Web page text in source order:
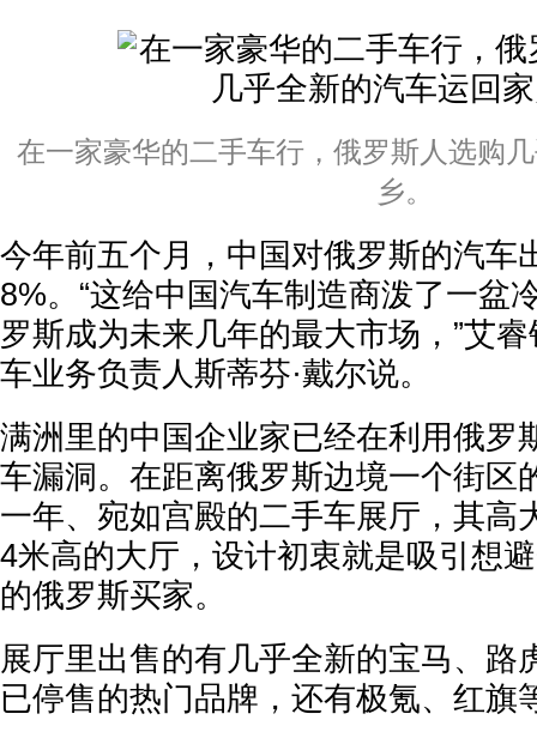
在一家豪华的二手车行，俄罗斯人选购
乡。
今年前五个月，中国对俄罗斯的汽车
8%。“这给中国汽车制造商泼了一盆
罗斯成为未来几年的最大市场，”艾
车业务负责人斯蒂芬·戴尔说。
满洲里的中国企业家已经在利用俄罗
车漏洞。在距离俄罗斯边境一个街区
一年、宛如宫殿的二手车展厅，其高
4米高的大厅，设计初衷就是吸引想
的俄罗斯买家。
展厅里出售的有几乎全新的宝马、路
已停售的热门品牌，还有极氪、红旗